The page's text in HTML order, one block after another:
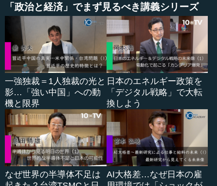
「政治と経済」でまず見るべき講義シリーズ
一強独裁＝1人独裁の光と
影…「強い中国」への動
機と限界
日本のエネルギー政策を
「デジタル戦略」で大転
換しよう
なぜ世界の半導体不足は
AI大格差…なぜ日本の雇